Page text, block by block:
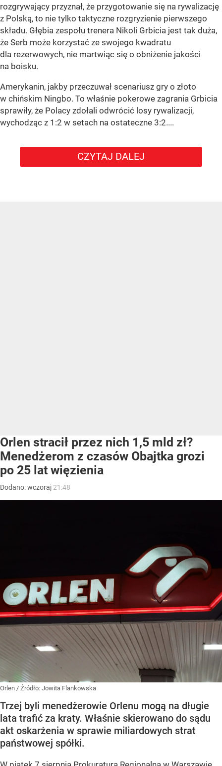
rozgrywający przyznał, że przygotowanie się na rywalizację
z Polską, to nie tylko taktyczne rozgryzienie pierwszego
składu. Głębia zespołu trenera Nikoli Grbicia jest tak duża,
że Serb może korzystać ze swojego kwadratu
dla rezerwowych, nie martwiąc się o obniżenie jakości
na boisku.
Amerykanin, jakby przeczuwał scenariusz gry o złoto
w chińskim Ningbo. To właśnie pokerowe zagrania Grbicia
sprawiły, że Polacy zdołali odwrócić losy rywalizacji,
wychodząc z 1:2 w setach na ostateczne 3:2....
CZYTAJ DALEJ
Orlen stracił przez nich 1,5 mld zł?
Menedżerom z czasów Obajtka grozi
po 25 lat więzienia
Dodano:wczoraj 21:48
Orlen / Źródło: Jowita Flankowska
Trzej byli menedżerowie Orlenu mogą na długie
lata trafić za kraty. Właśnie skierowano do sądu
akt oskarżenia w sprawie miliardowych strat
państwowej spółki.